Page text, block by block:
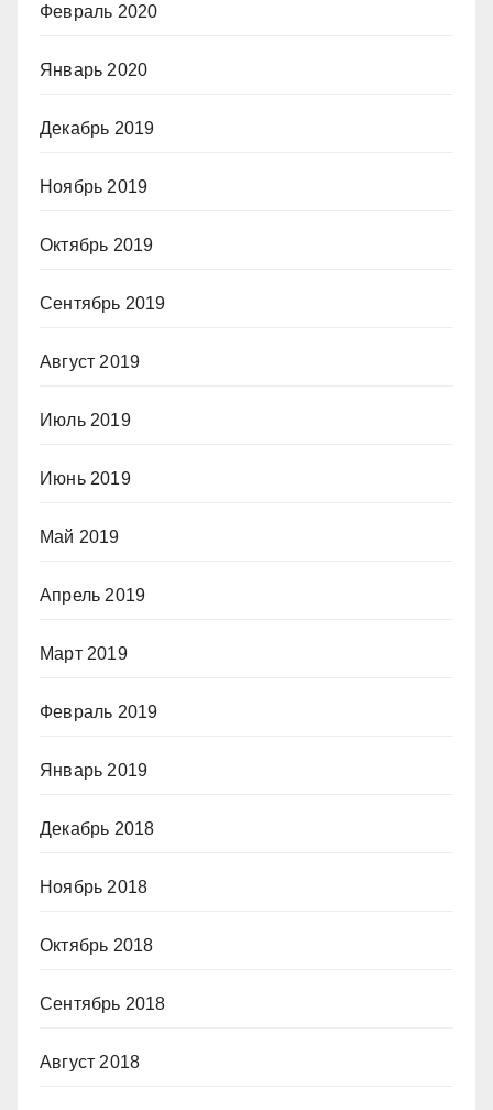
Февраль 2020
Январь 2020
Декабрь 2019
Ноябрь 2019
Октябрь 2019
Сентябрь 2019
Август 2019
Июль 2019
Июнь 2019
Май 2019
Апрель 2019
Март 2019
Февраль 2019
Январь 2019
Декабрь 2018
Ноябрь 2018
Октябрь 2018
Сентябрь 2018
Август 2018